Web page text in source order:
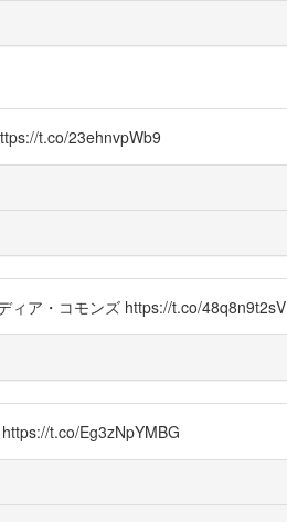
t.co/23ehnvpWb9
ィア・コモンズ https://t.co/48q8n9t2sV
t.co/Eg3zNpYMBG